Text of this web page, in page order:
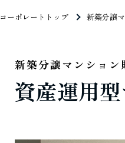
コーポレートトップ 新築分譲
新築分譲マンション
資産運用